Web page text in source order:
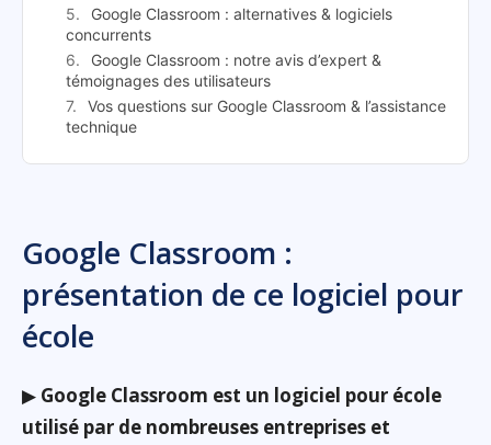
Google Classroom : alternatives & logiciels
concurrents
Google Classroom : notre avis d’expert &
témoignages des utilisateurs
Vos questions sur Google Classroom & l’assistance
technique
Google Classroom :
présentation de ce logiciel pour
école
▶ Google Classroom est un logiciel pour école
utilisé par de nombreuses entreprises et